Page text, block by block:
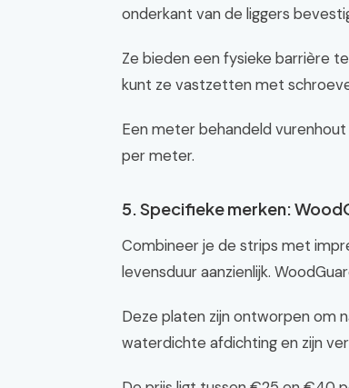
onderkant van de liggers
Ze bieden een fysieke barrière
kunt ze vastzetten met
Een meter behandeld
per meter.
5. Specifieke merken:
Combineer je de strips met
levensduur aanzienlijk.
Deze platen zijn ontworpen om
waterdichte afdichting en zijn